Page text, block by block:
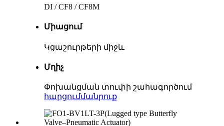
DI / CF8 / CF8M
Միացում
Կցաշուրթերի միջև
Մղիչ
Փոխանցման տուփի շահագործում
հարցումմանրուք